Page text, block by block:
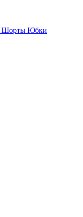
Шорты Юбки